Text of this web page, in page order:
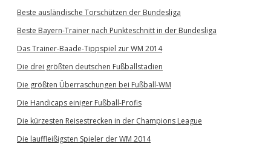
Beste ausländische Torschützen der Bundesliga
Beste Bayern-Trainer nach Punkteschnitt in der Bundesliga
Das Trainer-Baade-Tippspiel zur WM 2014
Die drei größten deutschen Fußballstadien
Die größten Überraschungen bei Fußball-WM
Die Handicaps einiger Fußball-Profis
Die kürzesten Reisestrecken in der Champions League
Die lauffleißigsten Spieler der WM 2014